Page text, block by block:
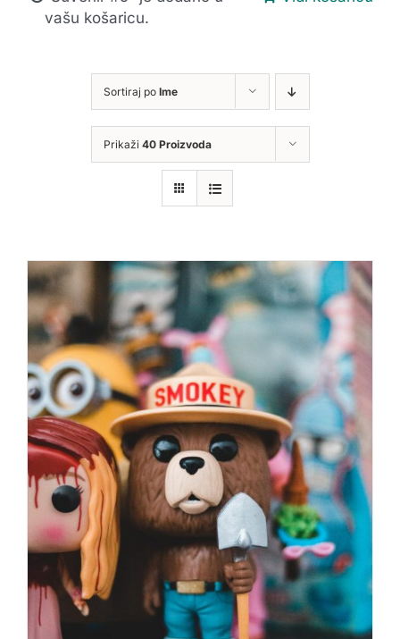
vašu košaricu.
Sortiraj po Ime
Prikaži 40 Proizvoda